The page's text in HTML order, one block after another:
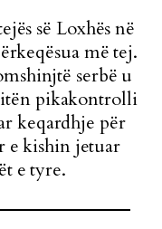
së Loxhës në
më tej.
serbë u
pikakontrolli
keqardhje për
e kishin jetuar
e tyre.